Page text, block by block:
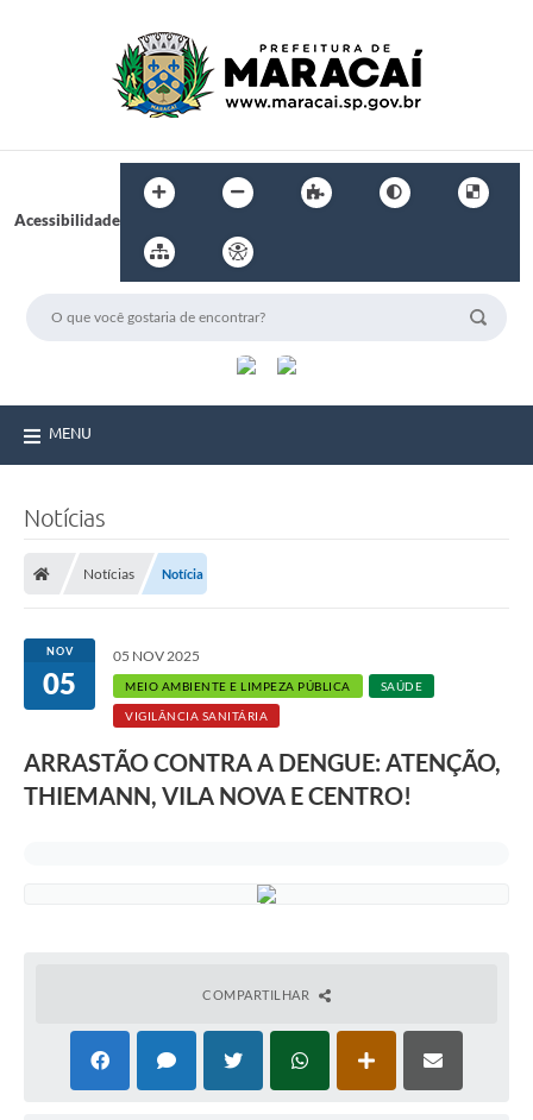
Acessibilidade
MENU
Notícias
Notícias Notícia
NOV
05
05 NOV 2025
MEIO AMBIENTE E LIMPEZA PÚBLICA SAÚDE
VIGILÂNCIA SANITÁRIA
ARRASTÃO CONTRA A DENGUE: ATENÇÃO,
THIEMANN, VILA NOVA E CENTRO!
COMPARTILHAR